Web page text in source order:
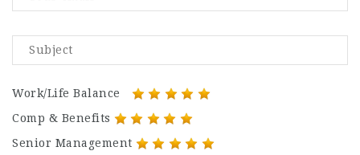
Work/Life Balance
Comp & Benefits
Senior Management